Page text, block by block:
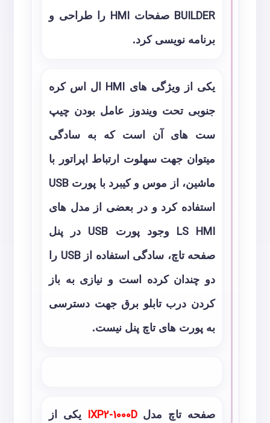
BUILDER صفحات HMI را طراحی و
برنامه نویسی کرد.
یکی از ویژگی های HMI ال اس کره
جنوبی تحت ویندوز عامل بودن چیپ
ست های آن است که به سادگی
میتوان جهت سهلوت ارتباط اپراتور با
ماشین، از موس و کیبرد با پورت USB
استفاده کرد و در بعضی از مدل های
HMI
LS وجود پورت USB در پنل
صفحه تاچ، سادگی استفاده ازUSB را
دو چندان کرده است و نیازی به باز
کردن درب تابلو برق جهت دسترسی
به پورت های تاچ پنل نیست.
صفحه تاچ مدلIXP2-1000D یکی از